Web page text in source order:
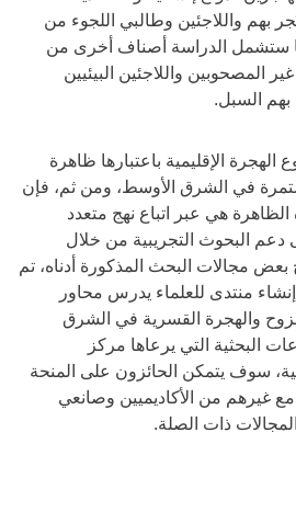
بهم واللاجئين وطالبي اللجوء من
ستشمل الدراسة أصناف أخرى من
المصحوبين واللاجئين البيئيين
بهم السبل.
الإقليمية باعتبارها ظاهرة
في الشرق الأوسط، ومن ثم، فإن
هي عبر اتباع نهج متعدد
دعم البحوث التجريبية من خلال
بعض مجالات البحث المذكورة أدناه، تم
منتدى للعلماء يدرس محاور
والهجرة القسرية في الشرق
البحثية التي يرعاها مركز
سوف يتمكن الحائزون على المنحة
غيرهم من الأكاديميين وصانعي
ذات الصلة.